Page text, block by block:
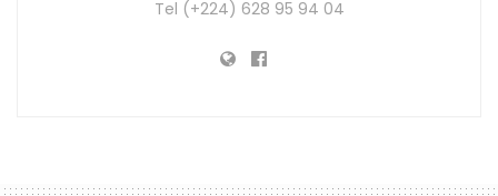
Tel (+224) 628 95 94 04